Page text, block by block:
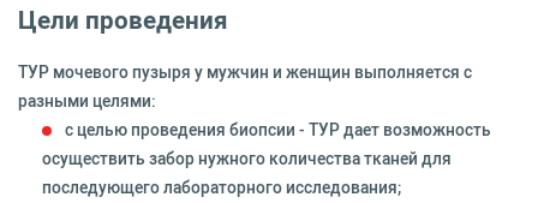
Цели проведения
ТУР мочевого пузыря у мужчин и женщин выполняется с
разными целями:
с целью проведения биопсии - ТУР дает возможность
осуществить забор нужного количества тканей для
последующего лабораторного исследования;